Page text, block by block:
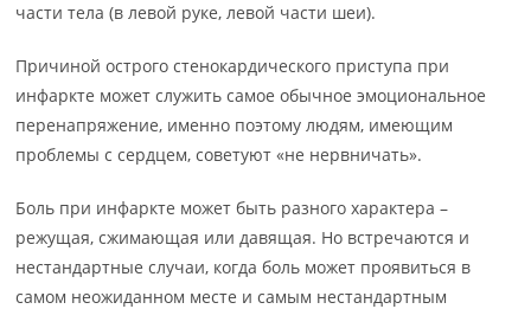
части тела (в левой руке, левой части шеи).
Причиной острого стенокардического приступа при
инфаркте может служить самое обычное эмоциональное
перенапряжение, именно поэтому людям, имеющим
проблемы с сердцем, советуют «не нервничать».
Боль при инфаркте может быть разного характера –
режущая, сжимающая или давящая. Но встречаются и
нестандартные случаи, когда боль может проявиться в
самом неожиданном месте и самым нестандартным